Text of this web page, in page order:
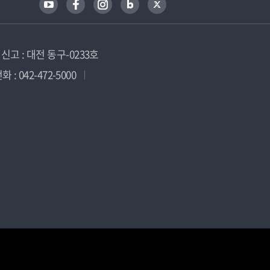
고 : 대전 동구-0233호
: 042-472-5000